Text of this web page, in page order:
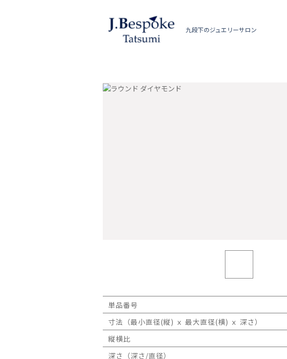
九段下のジュエリーサロン
単品番号
寸法（最小直径(縦) ｘ 最大直径(横) ｘ 深さ）
縦横比
深さ（深さ/直径）